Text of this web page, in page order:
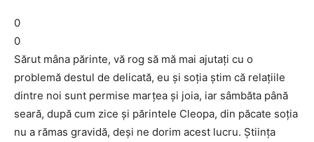
0
0
Sărut mâna părinte, vă rog să mă mai ajutați cu o
problemă destul de delicată, eu și soția știm că relațiile
dintre noi sunt permise marțea și joia, iar sâmbăta până
seară, după cum zice și părintele Cleopa, din păcate soția
nu a rămas gravidă, deși ne dorim acest lucru. Știința